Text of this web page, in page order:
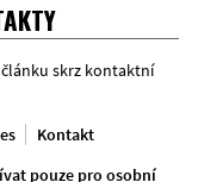
skrz kontaktní
Kontakt
pouze pro osobní